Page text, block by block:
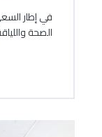
في إطار
الصحة